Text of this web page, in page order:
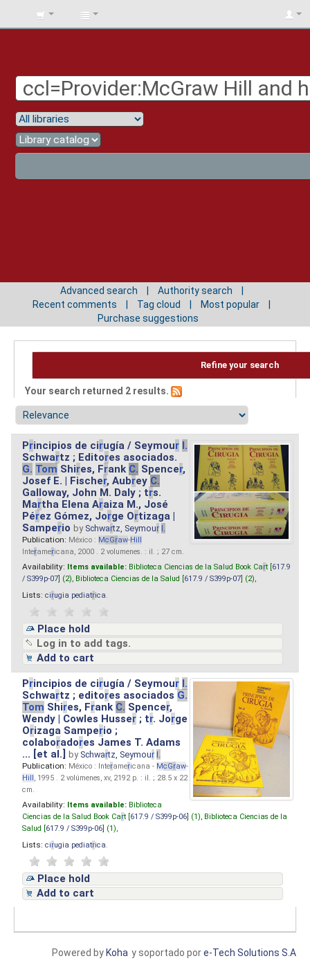
BIBLIOTECA
Advanced search
Authority search
Recent comments
Tag cloud
Most popular
Purchase suggestions
Refine your search
Your search returned 2 results.
Principios de cirugía / Seymour I.
Schwartz ; Editores asociados.
G. Tom Shires, Frank C. Spencer,
Josef E. | Fischer, Aubrey C.
Galloway, John M. Daly ; trs.
Martha Elena Araiza M., José
Pérez Gómez, Jorge Ortizaga |
Samperio by Schwartz, Seymour I.
Publication: México : McGraw-Hill
Interamericana, 2000 . 2 volumenes. : il. ; 27 cm.
Availability: Items available: Biblioteca Ciencias de la Salud Book Cart [ 617.9
/ S399p-07 ] (2), Biblioteca Ciencias de la Salud [ 617.9 / S399p-07 ] (2),
Lists: cirugia pediatrica
Place hold
Log in to add tags.
Add to cart
Principios de cirugía / Seymour I.
Schwartz ; editores asociados G.
Tom Shires, Frank C. Spencer,
Wendy | Cowles Husser ; tr. Jorge
Orizaga Samperio ;
colaboradores James T. Adams
... [et al.]by Schwartz, Seymour I.
Publication: México : Interamericana - McGraw-
Hill, 1995 . 2 volúmenes, xv, 2192 p. : il. ; 28.5 x 22
cm.
Availability: Items available: Biblioteca
Ciencias de la Salud Book Cart [ 617.9 / S399p-06 ] (1), Biblioteca Ciencias de la
Salud [ 617.9 / S399p-06 ] (1),
Lists: cirugia pediatrica
Place hold
Add to cart
y soportado pore-Tech Solutions S.A
Powered by Koha